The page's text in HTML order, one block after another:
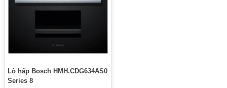
Lò hấp Bosch HMH.CDG634AS0
Series 8